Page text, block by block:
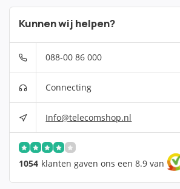
Kunnen wij helpen?
088-00 86 000
Connecting
Info@telecomshop.nl
1054 klanten gaven ons een 8.9 van